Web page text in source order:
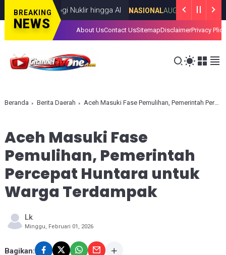
BREAKING
NEWS
Teknologi Nuklir hingga AI NASIONALAUGUST 06, 2026
About UsContact UsSitemapDisclaimerPrivacy Plice
Beranda Berita Daerah Aceh Masuki Fase Pemulihan, Pemerintah Percepat Huntara untuk Warga Terdampak
Aceh Masuki Fase
Pemulihan, Pemerintah
Percepat Huntara untuk
Warga Terdampak
Lk
Minggu, Februari 01, 2026
Bagikan: